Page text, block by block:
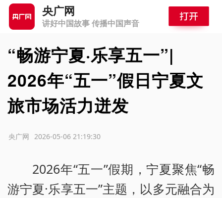
央广网
讲好中国故事 传播中国声音
“畅游宁夏·乐享五一”|
2026年“五一”假日宁夏文
旅市场活力迸发
2026-05-06 21:19:30
央广网
2026年“五一”假期，宁夏聚焦“畅
游宁夏·乐享五一”主题，以多元融合为